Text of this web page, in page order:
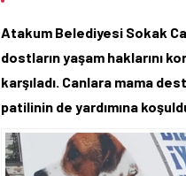
Atakum Belediyesi Sokak
dostların yaşam haklarını
karşıladı. Canlara mama
patilinin de yardımına